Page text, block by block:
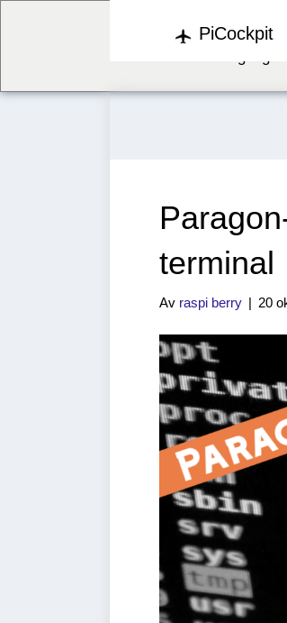
We've
PiCockpit
terminal
Av raspi berry | 20